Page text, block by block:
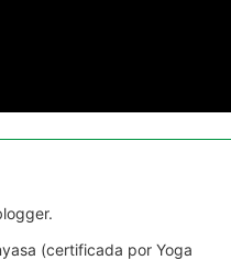
(certificada por Yoga